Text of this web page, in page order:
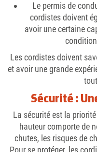
Le permis de
cordistes doivent
avoir une certaine
Les cordistes doivent
et avoir une grande
Sécurité :
La sécurité est la
hauteur comporte de
chutes, les risques de
Pour se protéger, les